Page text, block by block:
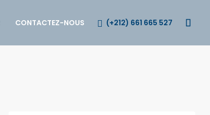
CONTACTEZ-NOUS (+212) 661 665 527